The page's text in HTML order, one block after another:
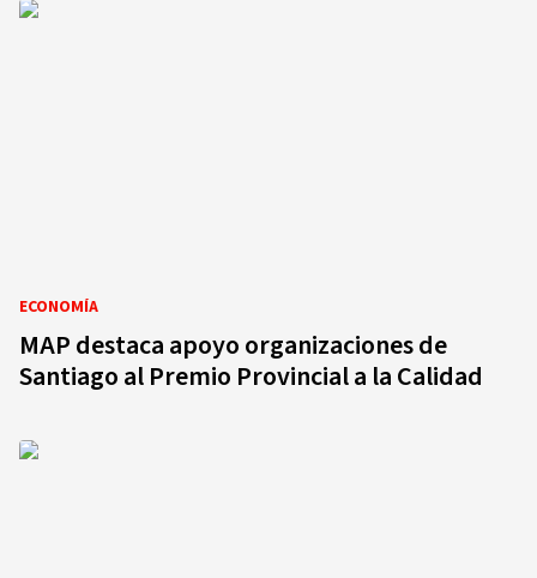
ECONOMÍA
MAP destaca apoyo organizaciones de
Santiago al Premio Provincial a la Calidad